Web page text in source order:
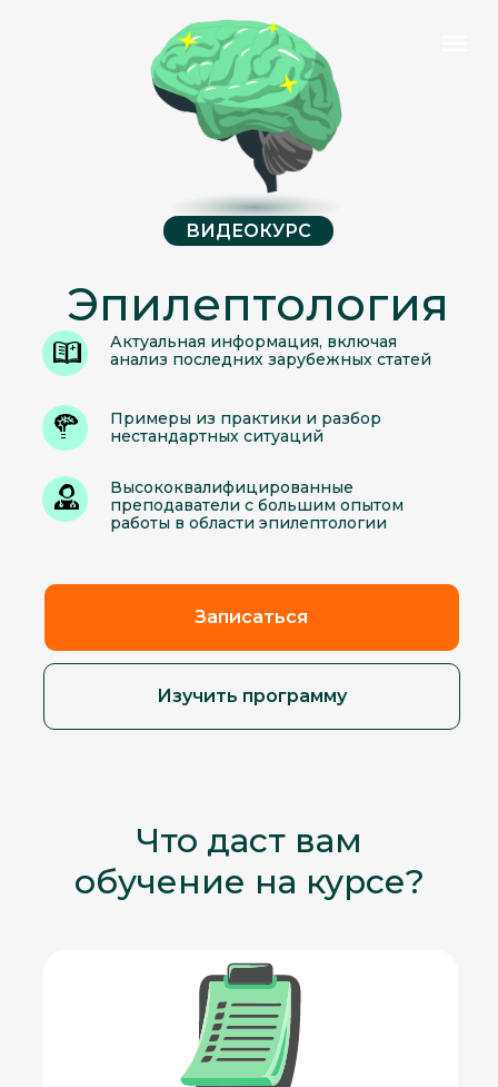
Эпилептология
Примеры из практики и разбор
нестандартных ситуаций
Высококвалифицированные
преподаватели с большим опытом
работы в области эпилептологии
Актуальная информация, включая
анализ последних зарубежных статей
Записаться
Изучить программу
ВИДЕОКУРС
Что даст вам
обучение на курсе?